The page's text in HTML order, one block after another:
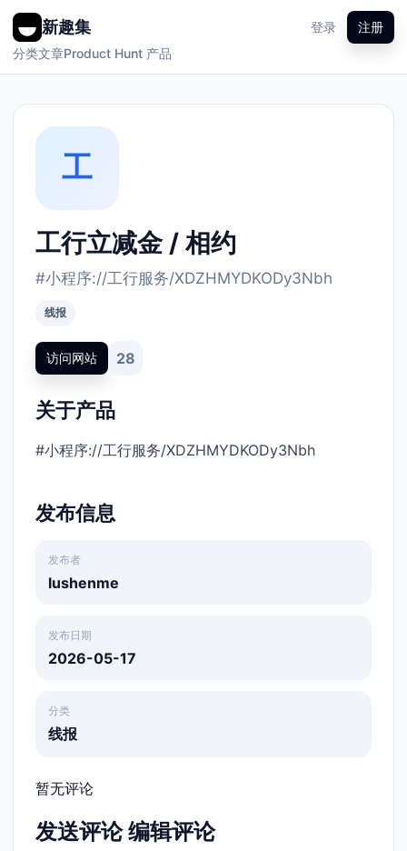
新趣集
分类文章Product Hunt 产品
登录 注册
工
工行立减金 / 相约
#小程序://工行服务/XDZHMYDKODy3Nbh
线报
访问网站 28
关于产品
#小程序://工行服务/XDZHMYDKODy3Nbh
发布信息
发布者
lushenme
发布日期
2026-05-17
分类
线报
暂无评论
发送评论 编辑评论